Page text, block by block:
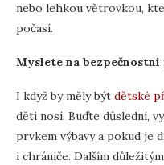
nebo lehkou větrovkou,
počasí.
Myslete na
I když by měly být dětské
děti nosí. Buďte důslední,
prvkem výbavy a pokud je
i chrániče. Dalším